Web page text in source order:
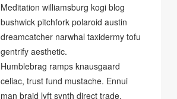
Meditation williamsburg kogi blog
bushwick pitchfork polaroid austin
dreamcatcher narwhal taxidermy tofu
gentrify aesthetic.
Humblebrag ramps knausgaard
celiac, trust fund mustache. Ennui
man braid lyft synth direct trade.